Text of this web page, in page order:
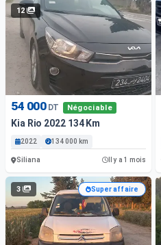
12
54 000 DT Négociable
Kia Rio 2022 134 Km
2022 134 000 km
Siliana Il y a 1 mois
3 Super affaire